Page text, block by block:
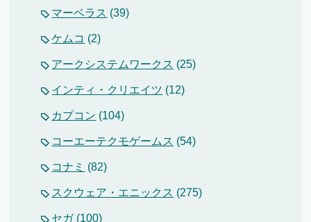
マーベラス (39)
ケムコ (2)
アークシステムワークス (25)
インティ・クリエイツ (12)
カプコン (104)
コーエーテクモゲームス (54)
コナミ (82)
スクウェア・エニックス (275)
セガ(100)